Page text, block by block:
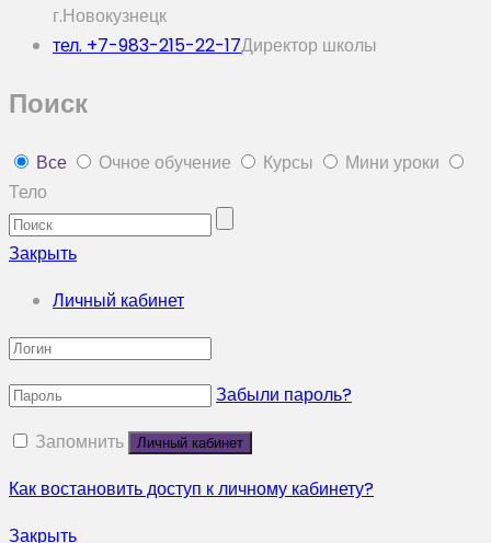
г.Новокузнецк
тел. +7-983-215-22-17Директор школы
Поиск
Все Очное обучение Курсы
Мини уроки
Тело
Закрыть
Личный кабинет
Забыли пароль?
Запомнить
Как востановить доступ к личному кабинету?
Закрыть